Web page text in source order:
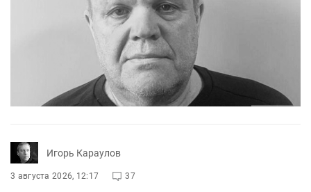
Игорь Караулов
3 августа 2026, 12:17 37